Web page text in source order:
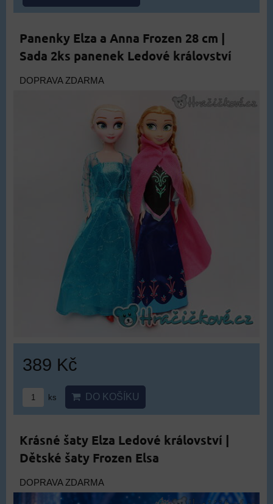
Panenky Elza a Anna Frozen 28 cm |
Sada 2ks panenek Ledové království
DOPRAVA ZDARMA
389 Kč
ks DO KOŠÍKU
Krásné šaty Elza Ledové království |
Dětské šaty Frozen Elsa
DOPRAVA ZDARMA